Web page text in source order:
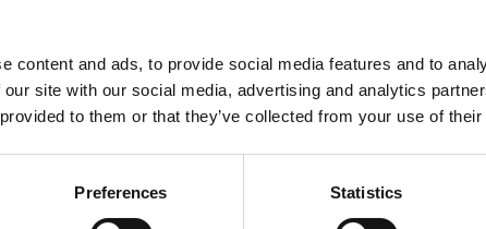
content and ads, to provide social media features and to
site with our social media, advertising and analytics
to them or that they’ve collected from your use of
Preferences Statistics
Tillbaka till Sverek